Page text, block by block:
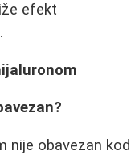
efekt
nije obavezan kod